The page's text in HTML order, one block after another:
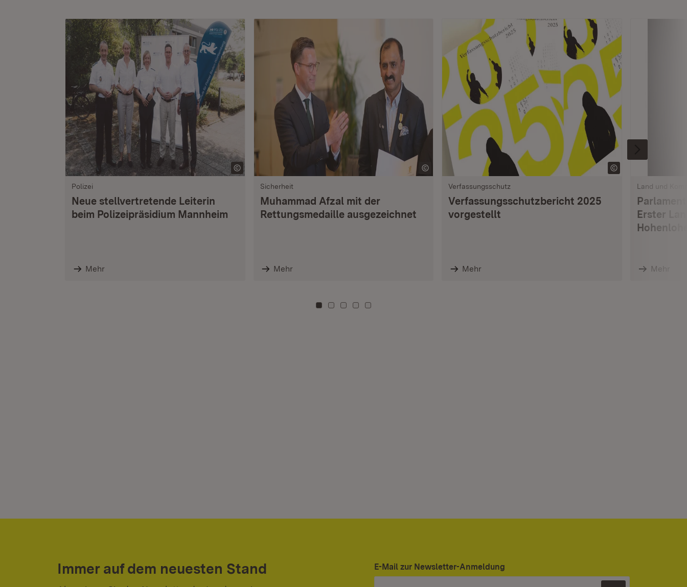
Polizei
Neue stellvertretende Leiterin
beim Polizeipräsidium Mannheim
Mehr
Sicherheit
Muhammad Afzal mit der
Rettungsmedaille ausgezeichnet
Mehr
Verfassungsschutz
Verfassungsschutzbericht 2025
vorgestellt
Mehr
Land und
Erster
Mehr
Zu Kachel: 0
Zu Kachel: 3
Zu Kachel: 6
Zu Kachel: 9
Zu Kachel: 12
Immer auf dem neuesten Stand E-Mail zur Newsletter-Anmeldung